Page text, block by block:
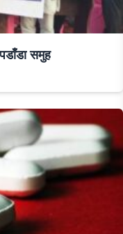
समुह